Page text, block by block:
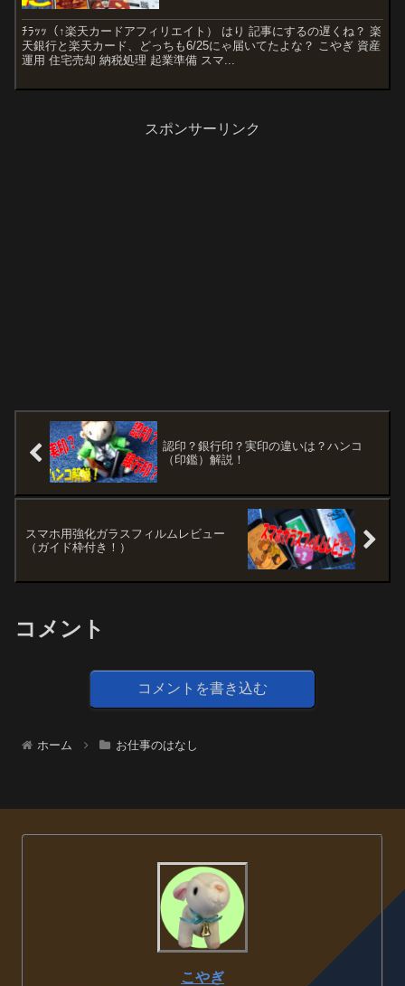
ﾁﾗｯｯ（↑楽天カードアフィリエイト） はり 記事にするの遅くね？ 楽
天銀行と楽天カード、どっちも6/25にゃ届いてたよな？ こやぎ 資産
運用 住宅売却 納税処理 起業準備 スマ...
スポンサーリンク
認印？銀行印？実印の違いは？ハンコ
（印鑑）解説！
スマホ用強化ガラスフィルムレビュー
（ガイド枠付き！）
コメント
コメントを書き込む
ホーム お仕事のはなし
こやぎ